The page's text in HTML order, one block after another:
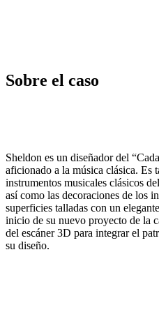
Sobre el caso
Sheldon es un diseñador del
aficionado a la música clásica. Es
instrumentos musicales clásicos
así como las decoraciones de los
superficies talladas con un
inicio de su nuevo proyecto de la
del escáner 3D para integrar el
su diseño.